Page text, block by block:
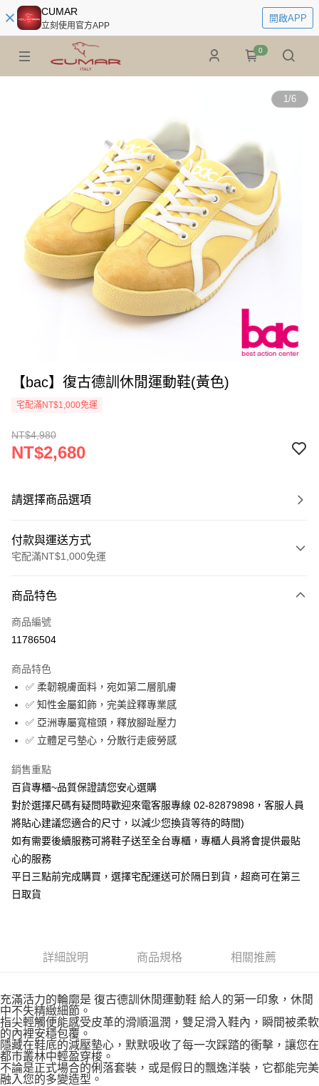
CUMAR
立刻使用官方APP
開啟APP
0
1/6
【bac】復古德訓休閒運動鞋(黃色)
宅配滿NT$1,000免運
NT$4,980
NT$2,680
請選擇商品選項
付款與運送方式
宅配滿NT$1,000免運
信用卡一次付款
LINE Pay
街口支付
運送方式
宅配
商品特色
商品編號
11786504
商品特色
✅ 柔韌親膚面料，宛如第二層肌膚
✅ 知性金屬釦飾，完美詮釋專業感
✅ 亞洲專屬寬楦頭，釋放腳趾壓力
✅ 立體足弓墊心，分散行走疲勞感
銷售重點
百貨專櫃~品質保證請您安心選購
對於選擇尺碼有疑問時歡迎來電客服專線 02-82879898，客服人員
將貼心建議您適合的尺寸，以減少您換貨等待的時間)
如有需要後續服務可將鞋子送至全台專櫃，專櫃人員將會提供最貼
心的服務
平日三點前完成購買，選擇宅配運送可於隔日到貨，超商可在第三
日取貨
詳細說明 商品規格 相關推薦
充滿活力的輪廓是 復古德訓休閒運動鞋 給人的第一印象，休閒
中不失精緻細節。
指尖輕觸便能感受皮革的滑順溫潤，雙足滑入鞋內，瞬間被柔軟
的內裡安穩包覆。
隱藏在鞋底的減壓墊心，默默吸收了每一次踩踏的衝擊，讓您在
都市叢林中輕盈穿梭。
不論是正式場合的俐落套裝，或是假日的飄逸洋裝，它都能完美
融入您的多變造型。